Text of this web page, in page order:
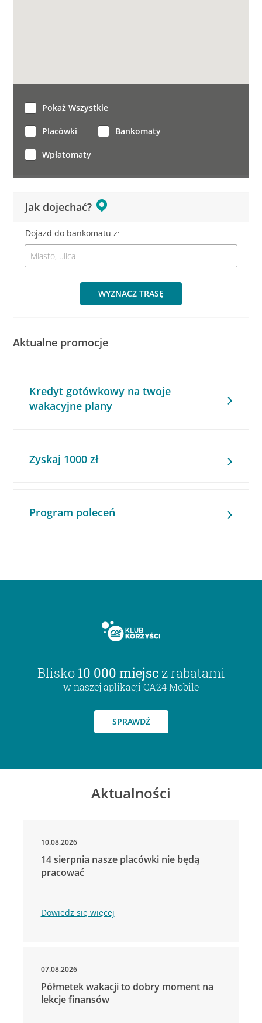
Jak dojechać?
Dojazd do bankomatu z:
WYZNACZ TRASĘ
Pokaż Wszystkie
Placówki Bankomaty
Wpłatomaty
Aktualne promocje
Kredyt gotówkowy na twoje
wakacyjne plany
Zyskaj 1000 zł
Program poleceń
Blisko 10 000 miejsc z rabatami
w naszej aplikacji CA24 Mobile
SPRAWDŹ
Aktualności
10.08.2026
14 sierpnia nasze placówki nie będą
pracować
Dowiedz się więcej
07.08.2026
Półmetek wakacji to dobry moment na
lekcje finansów